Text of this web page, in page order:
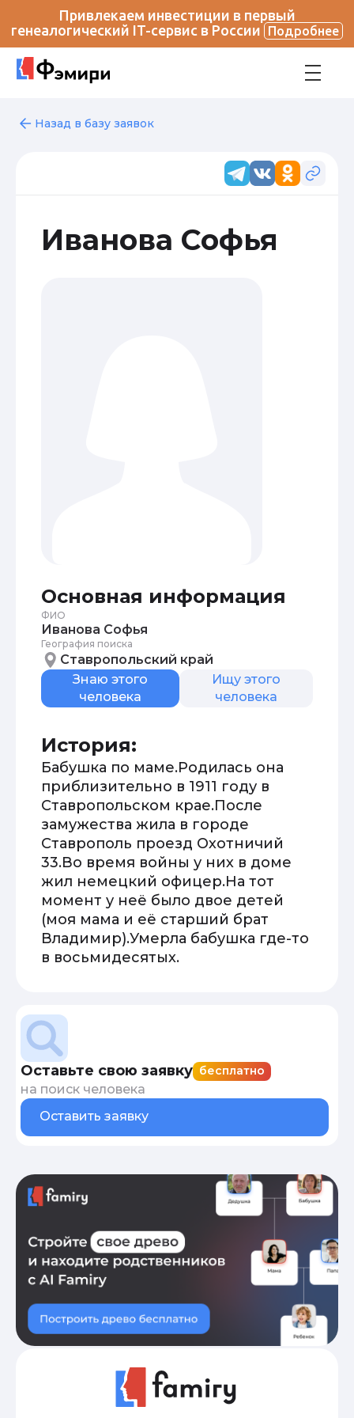
Привлекаем инвестиции в первый
генеалогический IT-сервис в России
Подробнее
Назад в базу заявок
Иванова Софья
Основная информация
ФИО
Иванова Софья
География поиска
Ставропольский край
Знаю этого
человека
Ищу этого
человека
История:
Бабушка по маме.Родилась она
приблизительно в 1911 году в
Ставропольском крае.После
замужества жила в городе
Ставрополь проезд Охотничий
33.Во время войны у них в доме
жил немецкий офицер.На тот
момент у неё было двое детей
(моя мама и её старший брат
Владимир).Умерла бабушка где-то
в восьмидесятых.
Оставьте свою заявку бесплатно
на поиск человека
Оставить заявку